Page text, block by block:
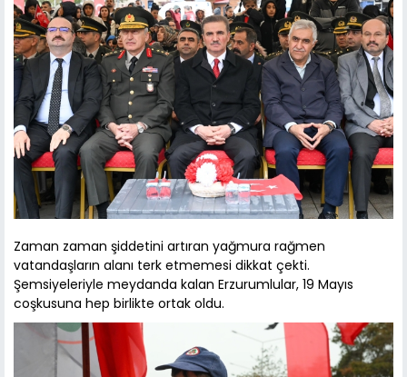
Zaman zaman şiddetini artıran yağmura rağmen
vatandaşların alanı terk etmemesi dikkat çekti.
Şemsiyeleriyle meydanda kalan Erzurumlular, 19 Mayıs
coşkusuna hep birlikte ortak oldu.